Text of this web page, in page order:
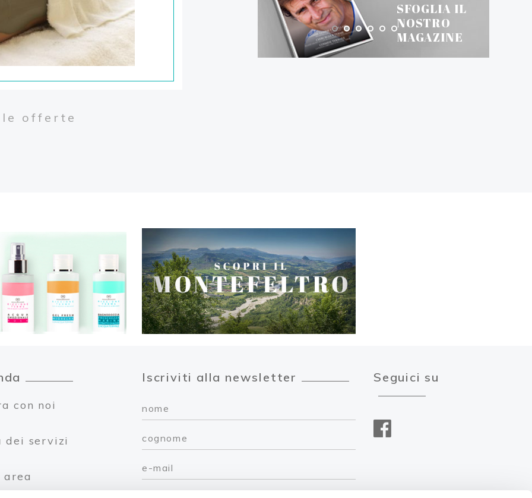
offerte
SFOGLIA IL
NOSTRO
MAGAZINE
con noi
dei servizi
area
Iscriviti alla newsletter Seguici su